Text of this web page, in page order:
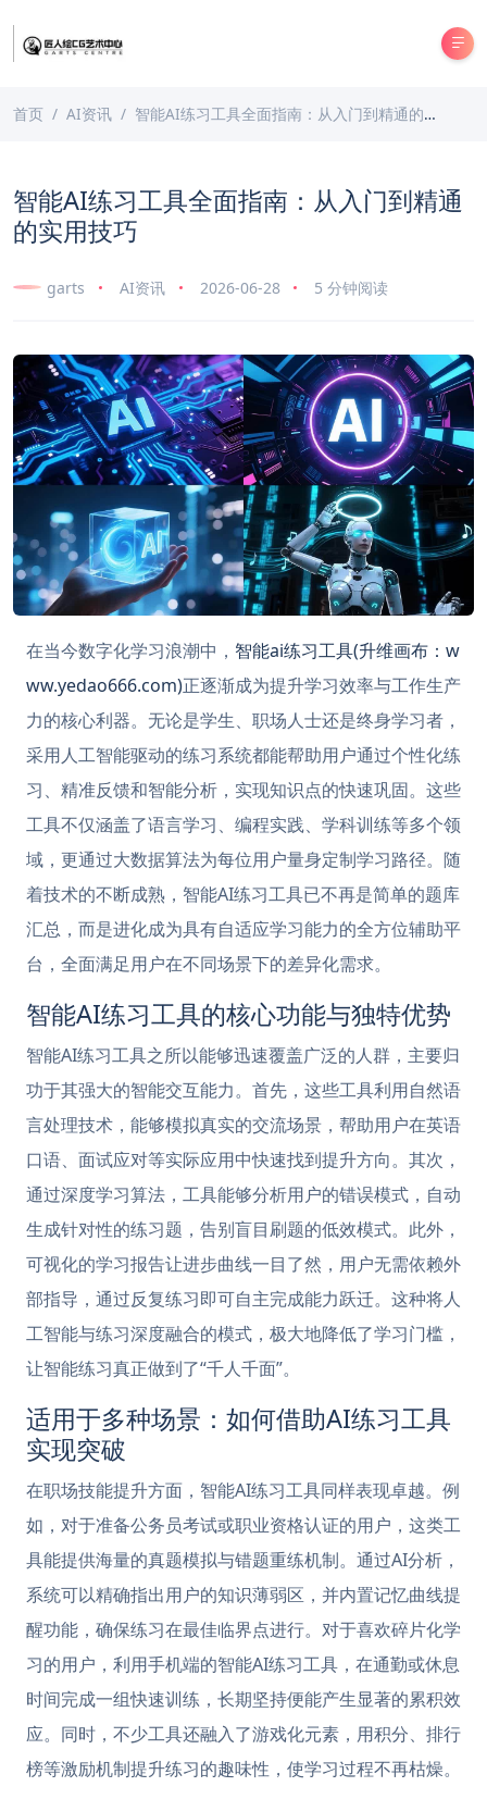
首页 AI资讯 智能AI练习工具全面指南：从入门到精通的实用技巧
智能AI练习工具全面指南：从入门到精通
的实用技巧
garts AI资讯 2026-06-28 5 分钟阅读
在当今数字化学习浪潮中， 智能ai练习工具(升维画布：w
ww.yedao666.com)正逐渐成为提升学习效率与工作生产
力的核心利器。无论是学生、职场人士还是终身学习者，
采用人工智能驱动的练习系统都能帮助用户通过个性化练
习、精准反馈和智能分析，实现知识点的快速巩固。这些
工具不仅涵盖了语言学习、编程实践、学科训练等多个领
域，更通过大数据算法为每位用户量身定制学习路径。随
着技术的不断成熟，智能AI练习工具已不再是简单的题库
汇总，而是进化成为具有自适应学习能力的全方位辅助平
台，全面满足用户在不同场景下的差异化需求。
智能AI练习工具的核心功能与独特优势
智能AI练习工具之所以能够迅速覆盖广泛的人群，主要归
功于其强大的智能交互能力。首先，这些工具利用自然语
言处理技术，能够模拟真实的交流场景，帮助用户在英语
口语、面试应对等实际应用中快速找到提升方向。其次，
通过深度学习算法，工具能够分析用户的错误模式，自动
生成针对性的练习题，告别盲目刷题的低效模式。此外，
可视化的学习报告让进步曲线一目了然，用户无需依赖外
部指导，通过反复练习即可自主完成能力跃迁。这种将人
工智能与练习深度融合的模式，极大地降低了学习门槛，
让智能练习真正做到了“千人千面”。
适用于多种场景：如何借助AI练习工具
实现突破
在职场技能提升方面，智能AI练习工具同样表现卓越。例
如，对于准备公务员考试或职业资格认证的用户，这类工
具能提供海量的真题模拟与错题重练机制。通过AI分析，
系统可以精确指出用户的知识薄弱区，并内置记忆曲线提
醒功能，确保练习在最佳临界点进行。对于喜欢碎片化学
习的用户，利用手机端的智能AI练习工具，在通勤或休息
时间完成一组快速训练，长期坚持便能产生显著的累积效
应。同时，不少工具还融入了游戏化元素，用积分、排行
榜等激励机制提升练习的趣味性，使学习过程不再枯燥。